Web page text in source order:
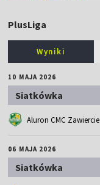
PlusLiga
Wyniki
10 MAJA 2026
Siatkówka
Aluron CMC Zawiercie
06 MAJA 2026
Siatkówka